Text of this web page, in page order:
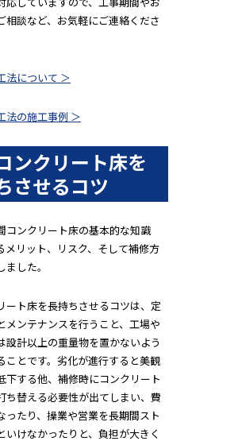
相談など、お気軽にご連絡くださ
法について ＞
法の施工事例 ＞
ンクリート床を
させるコツ
コンクリート床の基本的な知識
メリット、リスク、そして補修方
した。
ート床を長持ちさせるコツは、定
メンテナンスを行うこと、工場や
設計以上の重量物を置かないよう
ことです。劣化が進行すると美観
下する他、補修時にコンクリート
ち替える必要性が出てしまい、費
ったり、操業や営業を長期間スト
いけなかったりと、負担が大きく